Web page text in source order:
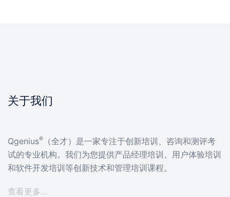
关于我们
Qgenius®
（全才）是一家专注于创新培训、咨询和测评考
试的专业机构。我们为您提供产品经理培训、用户体验培训
和软件开发培训等创新技术和管理培训课程。
查看更多…